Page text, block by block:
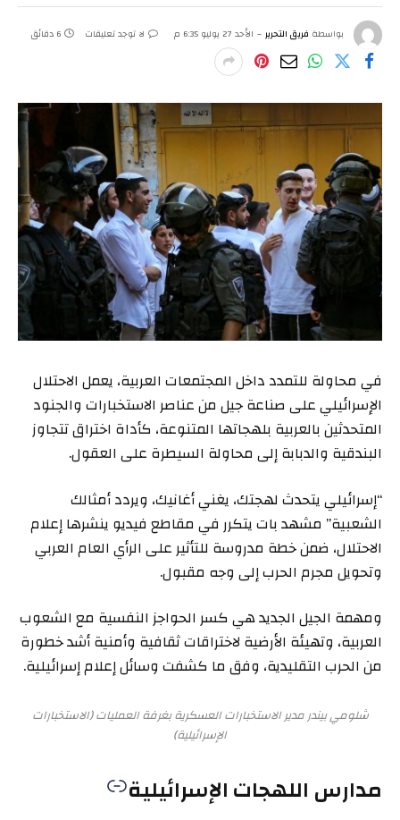
بواسطة فريق التحرير الأحد 27 يوليو 6:35 م لا توجد تعليقات 6 دقائق
في محاولة للتمدد داخل المجتمعات العربية، يعمل الاحتلال
الإسرائيلي على صناعة جيل من عناصر الاستخبارات والجنود
المتحدثين بالعربية بلهجاتها المتنوعة، كأداة اختراق تتجاوز
البندقية والدبابة إلى محاولة السيطرة على العقول.
“إسرائيلي يتحدث لهجتك، يغني أغانيك، ويردد أمثالك
الشعبية” مشهد بات يتكرر في مقاطع فيديو ينشرها إعلام
الاحتلال، ضمن خطة مدروسة للتأثير على الرأي العام العربي
وتحويل مجرم الحرب إلى وجه مقبول.
ومهمة الجيل الجديد هي كسر الحواجز النفسية مع الشعوب
العربية، وتهيئة الأرضية لاختراقات ثقافية وأمنية أشد خطورة
من الحرب التقليدية، وفق ما كشفت وسائل إعلام إسرائيلية.
شلومي بيندر مدير الاستخبارات العسكرية بغرفة العمليات (الاستخبارات
الإسرائيلية)
مدارس اللهجات الإسرائيلية